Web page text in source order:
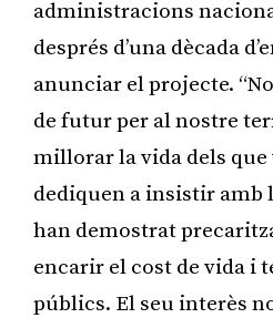
administracions
després d’una dècada
anunciar el projecte.
de futur per al nostre
millorar la vida dels que
dediquen a insistir amb
han demostrat
encarir el cost de vida i
públics. El seu interès